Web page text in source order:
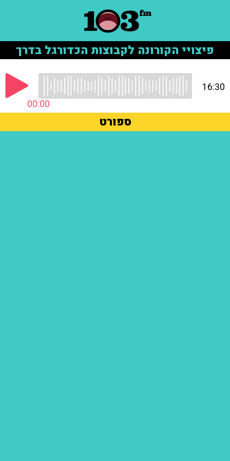
פיצויי הקורונה לקבוצות הכדורגל בדרך
00:00
16:30
ספורט